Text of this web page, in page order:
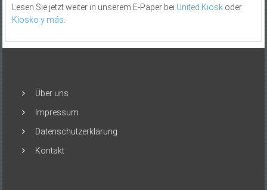
Lesen Sie jetzt weiter in unserem E-Paper bei United Kioskoder
Kiosko y más
Über uns
Impressum
Datenschutzerklärung
Kontakt